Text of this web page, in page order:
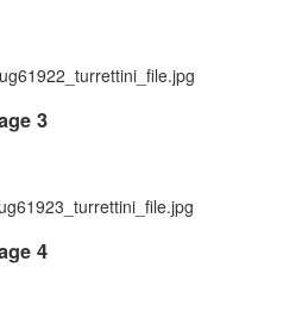
3
4